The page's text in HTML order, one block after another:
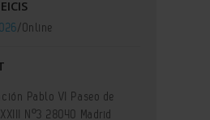
/Online
Pablo VI Paseo de
Nº3 28040 Madrid